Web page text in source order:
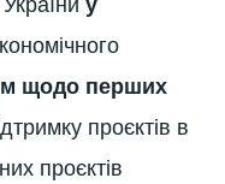
щодо перших
проєктів в
проєктів